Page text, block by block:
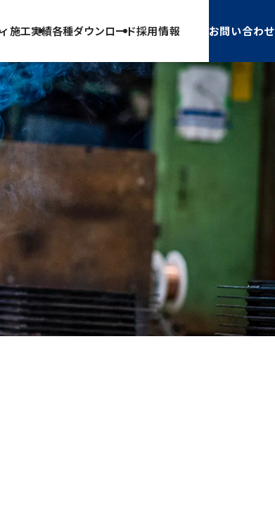
施工実績各種ダウンロード採用情報 お問い合わせ
施工実績
お問い合わせ
お知らせ
社
トップページ 施工実績